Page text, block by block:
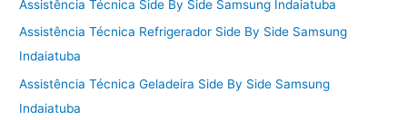
Assistência Técnica Side By Side Samsung Indaiatuba
Assistência Técnica Refrigerador Side By Side Samsung
Indaiatuba
Assistência Técnica Geladeira Side By Side Samsung
Indaiatuba